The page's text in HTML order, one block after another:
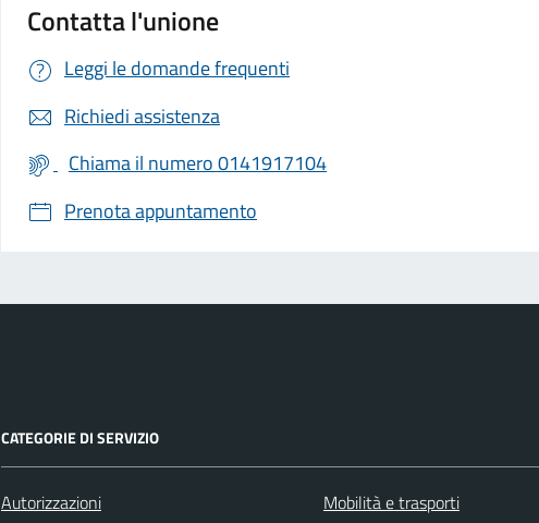
Contatta l'unione
Leggi le domande frequenti
Richiedi assistenza
Chiama il numero 0141917104
Prenota appuntamento
CATEGORIE DI SERVIZIO
Autorizzazioni
Mobilità e trasporti